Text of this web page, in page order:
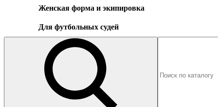
Женская форма и экипировка
Для футбольных судей